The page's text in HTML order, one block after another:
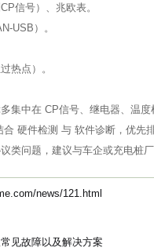
信号）、兆欧表。
USB）。
点）。
中在 CP信号、继电器、温度
硬件检测 与 软件诊断，优先
类问题，建议与车企或充电桩厂
news/121.html
见故障以及解决方案